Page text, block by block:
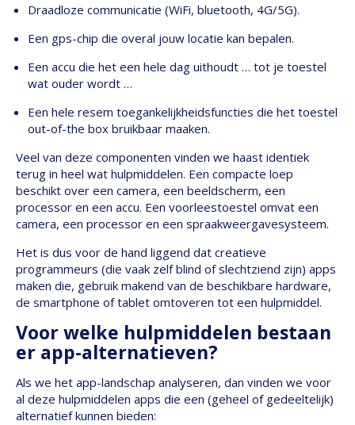
Draadloze communicatie (WiFi, bluetooth, 4G/5G).
Een gps-chip die overal jouw locatie kan bepalen.
Een accu die het een hele dag uithoudt … tot je toestel
wat ouder wordt …
Een hele resem toegankelijkheidsfuncties die het toestel
out-of-the box bruikbaar maaken.
Veel van deze componenten vinden we haast identiek
terug in heel wat hulpmiddelen. Een compacte loep
beschikt over een camera, een beeldscherm, een
processor en een accu. Een voorleestoestel omvat een
camera, een processor en een spraakweergavesysteem.
Het is dus voor de hand liggend dat creatieve
programmeurs (die vaak zelf blind of slechtziend zijn) apps
maken die, gebruik makend van de beschikbare hardware,
de smartphone of tablet omtoveren tot een hulpmiddel.
Voor welke hulpmiddelen bestaan
er app-alternatieven?
Als we het app-landschap analyseren, dan vinden we voor
al deze hulpmiddelen apps die een (geheel of gedeeltelijk)
alternatief kunnen bieden: